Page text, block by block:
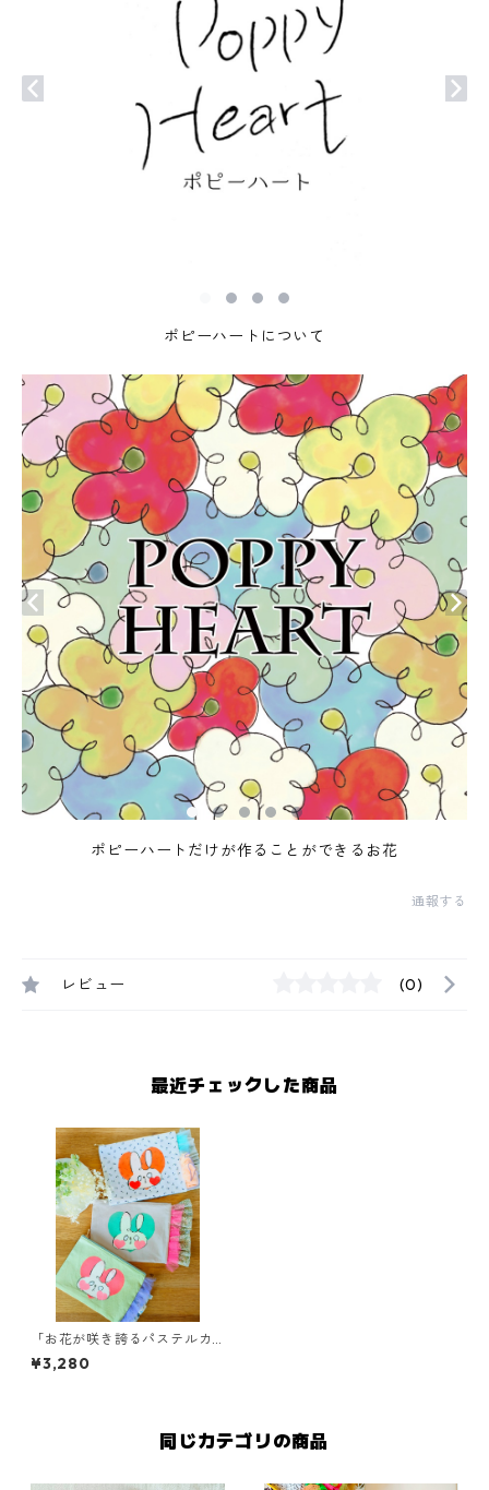
ポピーハートについて
ポピーハートだけが作ることができるお花
通報する
レビュー (0)
最近チェックした商品
「お花が咲き誇るパステルカ
ラフル」ポピーハートのミニ
ポーチ／オリジナルハンドプ
¥3,280
同じカテゴリの商品